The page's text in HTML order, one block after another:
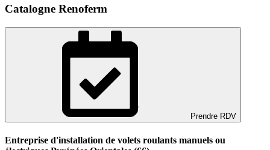
Catalogne Renoferm
Prendre RDV
Entreprise d'installation de volets roulants manuels ou